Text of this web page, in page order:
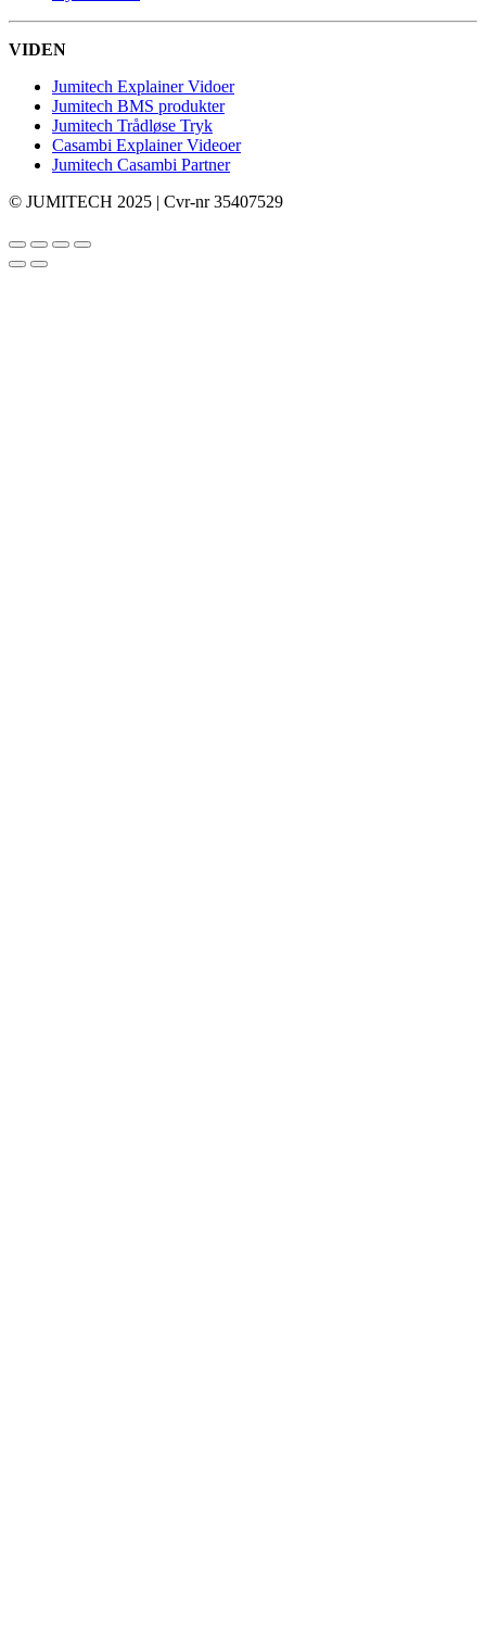
VIDEN
Jumitech Explainer Vidoer
Jumitech BMS produkter
Jumitech Trådløse Tryk
Casambi Explainer Videoer
Jumitech Casambi Partner
© JUMITECH 2025 | Cvr-nr 35407529